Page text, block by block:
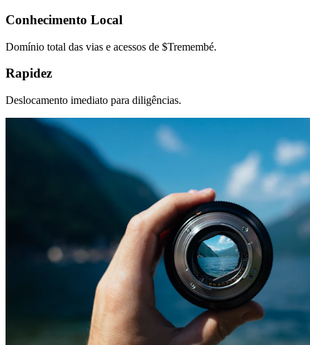
Conhecimento Local
Domínio total das vias e acessos de $Tremembé.
Rapidez
Deslocamento imediato para diligências.